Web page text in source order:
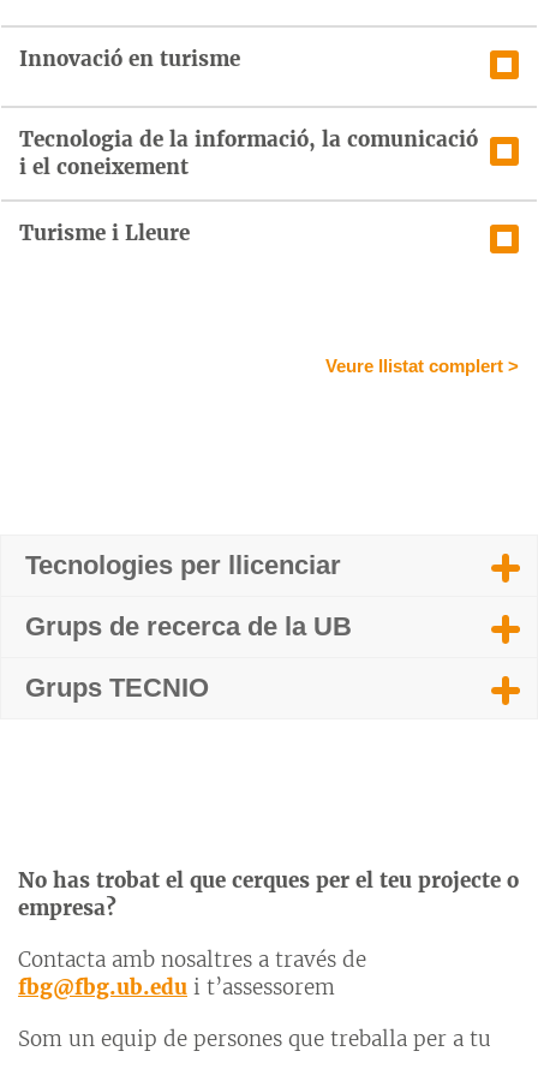
Innovació en turisme
Tecnologia de la informació, la comunicació
i el coneixement
Turisme i Lleure
Veure llistat complert >
Tecnologies per llicenciar
Grups de recerca de la UB
Grups TECNIO
No has trobat el que cerques per el teu projecte o
empresa?
Contacta amb nosaltres a través de
fbg@fbg.ub.edu i t’assessorem
Som un equip de persones que treballa per a tu